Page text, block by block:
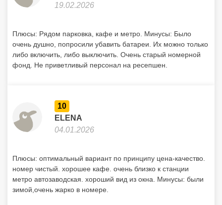
19.02.2026
Плюсы: Рядом парковка, кафе и метро. Минусы: Было
очень душно, попросили убавить батареи. Их можно только
либо включить, либо выключить. Очень старый номерной
фонд. Не приветливый персонал на ресепшен.
10
ELENA
04.01.2026
Плюсы: оптимальный вариант по принципу цена-качество.
номер чистый. хорошее кафе. очень близко к станции
метро автозаводская. хороший вид из окна. Минусы: были
зимой,очень жарко в номере.